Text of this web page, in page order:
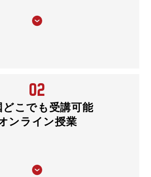
02
どこでも受講可能
ンライン授業